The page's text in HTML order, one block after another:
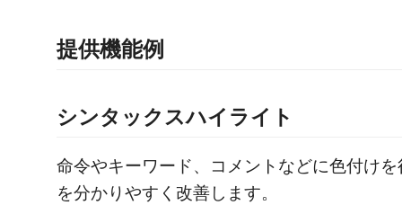
提供機能例
シンタックスハイライト
命令やキーワード、コメントなどに色付け
を分かりやすく改善します。